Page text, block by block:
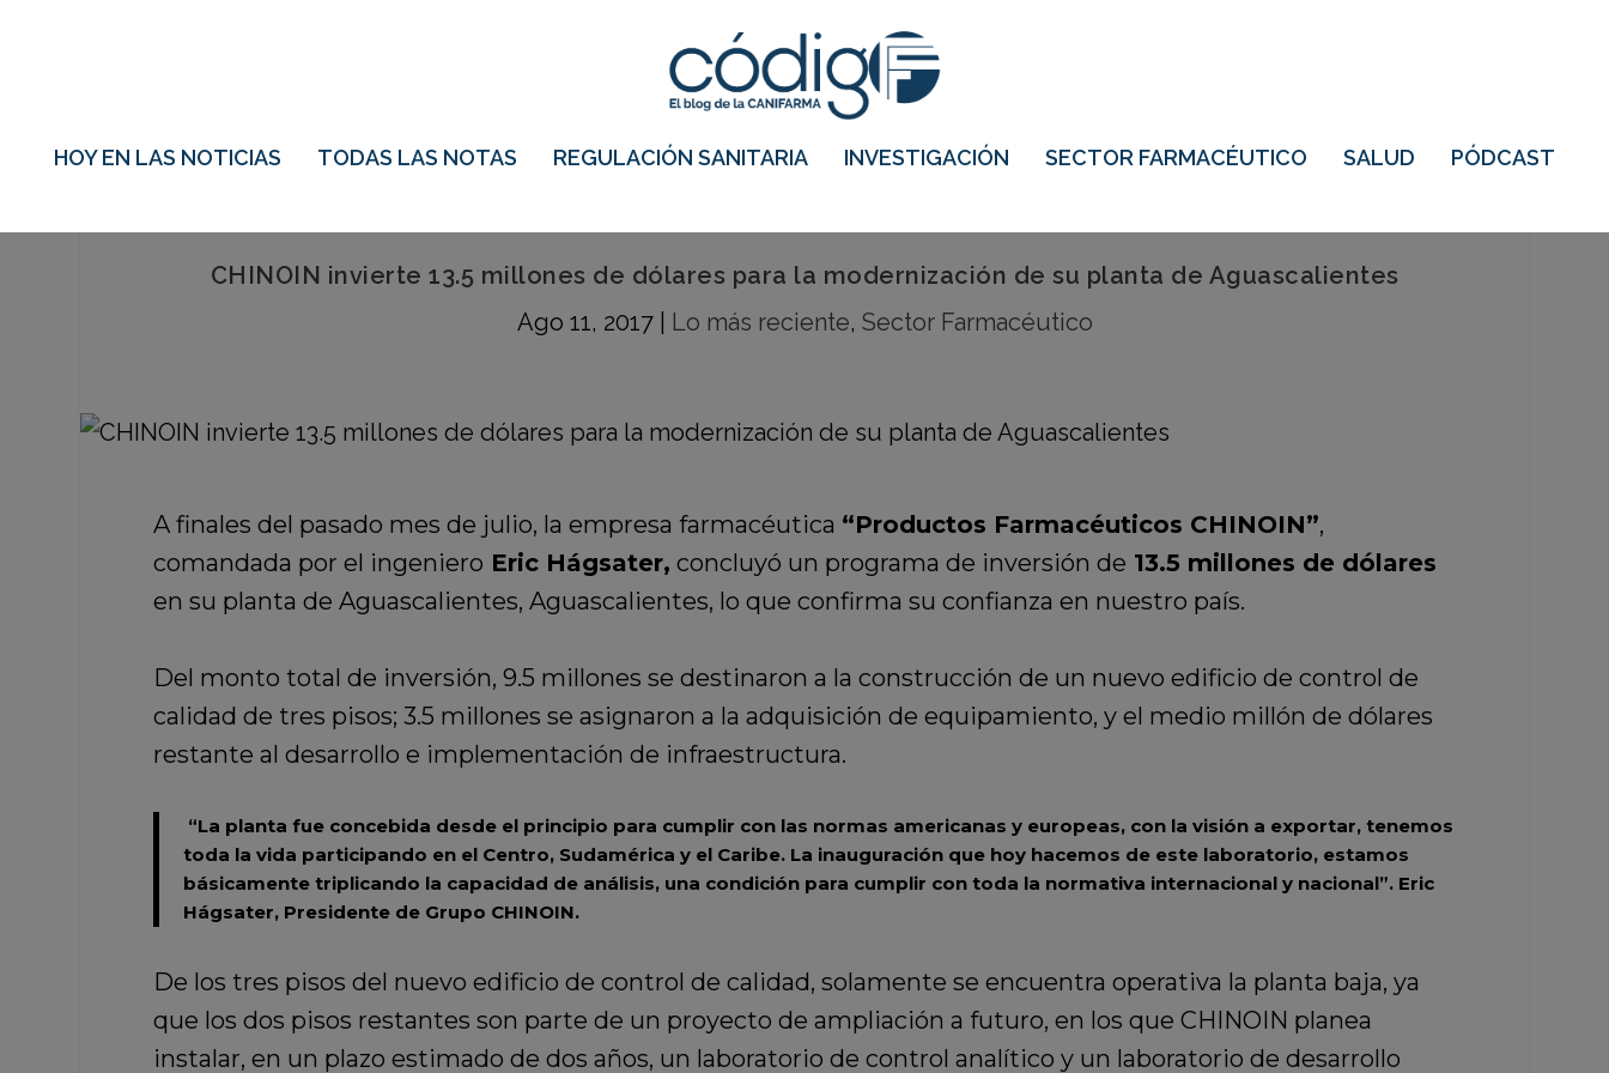
HOY EN LAS NOTICIAS TODAS LAS NOTAS REGULACIÓN SANITARIA INVESTIGACIÓN SECTOR FARMACÉUTICO SALUD PÓDCAST
CHINOIN invierte 13.5 millones de dólares para la modernización de su planta de Aguascalientes
Ago 11, 2017| Lo más reciente, Sector Farmacéutico
A finales del pasado mes de julio, la empresa farmacéutica “Productos Farmacéuticos CHINOIN”,
comandada por el ingeniero Eric Hágsater, concluyó un programa de inversión de 13.5 millones de dólares
en su planta de Aguascalientes, Aguascalientes, lo que confirma su confianza en nuestro país.
Del monto total de inversión, 9.5 millones se destinaron a la construcción de un nuevo edificio de control de
calidad de tres pisos; 3.5 millones se asignaron a la adquisición de equipamiento, y el medio millón de dólares
restante al desarrollo e implementación de infraestructura.
“La planta fue concebida desde el principio para cumplir con las normas americanas y europeas, con la visión a exportar, tenemos
toda la vida participando en el Centro, Sudamérica y el Caribe. La inauguración que hoy hacemos de este laboratorio, estamos
básicamente triplicando la capacidad de análisis, una condición para cumplir con toda la normativa internacional y nacional”.Eric
Hágsater, Presidente de Grupo CHINOIN.
De los tres pisos del nuevo edificio de control de calidad, solamente se encuentra operativa la planta baja, ya
que los dos pisos restantes son parte de un proyecto de ampliación a futuro, en los que CHINOIN planea
instalar, en un plazo estimado de dos años, un laboratorio de control analítico y un laboratorio de desarrollo